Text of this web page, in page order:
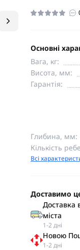
Основні
Вага, кг:
Висота, мм:
Гарантія:
Глибина, мм:
Кількість
Всі
Доставимо
Доставка
міста
1-2 дні
Новою
1-2 дні